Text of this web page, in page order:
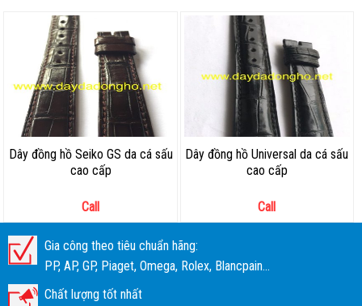
Dây đồng hồ Seiko GS da cá sấu
cao cấp
Call
Dây đồng hồ Universal da cá sấu
cao cấp
Call
Gia công theo tiêu chuẩn hãng:
PP, AP, GP, Piaget, Omega, Rolex, Blancpain...
Chất lượng tốt nhất